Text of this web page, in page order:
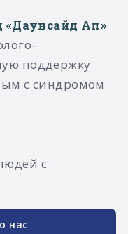
Ап»
поддержку
с синдромом
с
нас